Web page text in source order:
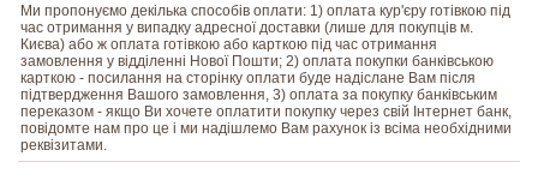
Ми пропонуємо декілька способів оплати: 1) оплата кур'єру готівкою під
час отримання у випадку адресної доставки (лише для покупців м.
Києва) або ж оплата готівкою або карткою під час отримання
замовлення у відділенні Нової Пошти; 2) оплата покупки банківською
карткою - посилання на сторінку оплати буде надіслане Вам після
підтвердження Вашого замовлення, 3) оплата за покупку банківським
переказом - якщо Ви хочете оплатити покупку через свій Інтернет банк,
повідомте нам про це і ми надішлемо Вам рахунок із всіма необхідними
реквізитами.